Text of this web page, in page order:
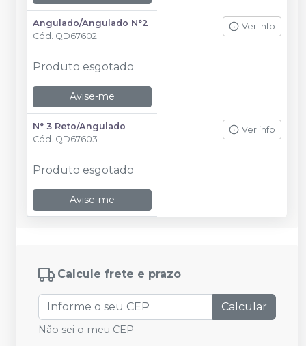
Angulado/Angulado N°2
Cód. QD67602
Ver info
Produto esgotado
Avise-me
N° 3 Reto/Angulado
Cód. QD67603
Ver info
Produto esgotado
Avise-me
Calcule frete e prazo
Calcular
Não sei o meu CEP